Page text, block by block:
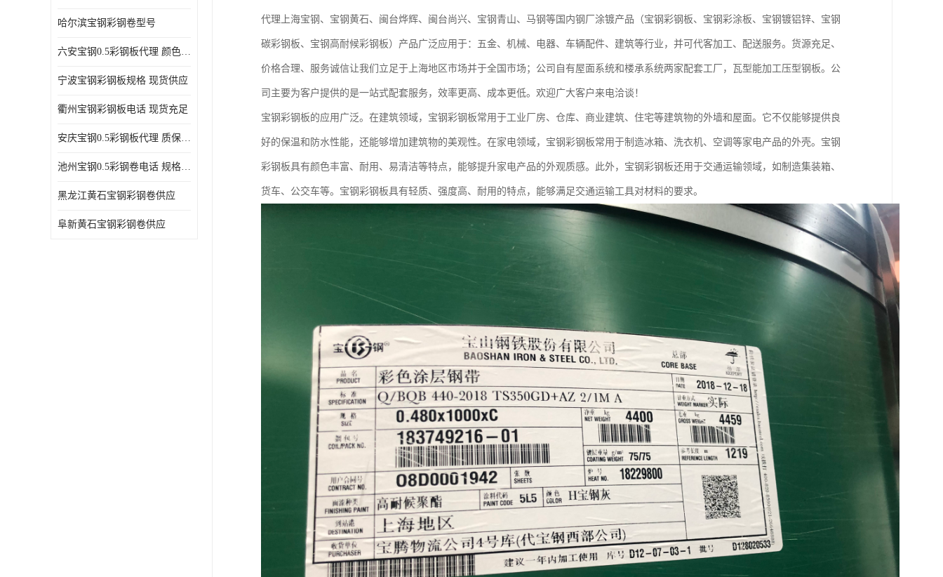
哈尔滨宝钢彩钢卷型号
六安宝钢0.5彩钢板代理 颜色定制
宁波宝钢彩钢板规格 现货供应
衢州宝钢彩钢板电话 现货充足
安庆宝钢0.5彩钢板代理 质保十年起
池州宝钢0.5彩钢卷电话 规格多样
黑龙江黄石宝钢彩钢卷供应
阜新黄石宝钢彩钢卷供应
代理上海宝钢、宝钢黄石、闽台烨辉、闽台尚兴、宝钢青山、马钢等国内钢厂涂镀产品（宝钢彩钢板、宝钢彩涂板、宝钢镀铝锌、宝钢
碳彩钢板、宝钢高耐候彩钢板）产品广泛应用于：五金、机械、电器、车辆配件、建筑等行业，并可代客加工、配送服务。货源充足、
价格合理、服务诚信让我们立足于上海地区市场并于全国市场；公司自有屋面系统和楼承系统两家配套工厂，瓦型能加工压型钢板。公
司主要为客户提供的是一站式配套服务，效率更高、成本更低。欢迎广大客户来电洽谈！
宝钢彩钢板的应用广泛。在建筑领域，宝钢彩钢板常用于工业厂房、仓库、商业建筑、住宅等建筑物的外墙和屋面。它不仅能够提供良
好的保温和防水性能，还能够增加建筑物的美观性。在家电领域，宝钢彩钢板常用于制造冰箱、洗衣机、空调等家电产品的外壳。宝钢
彩钢板具有颜色丰富、耐用、易清洁等特点，能够提升家电产品的外观质感。此外，宝钢彩钢板还用于交通运输领域，如制造集装箱、
货车、公交车等。宝钢彩钢板具有轻质、强度高、耐用的特点，能够满足交通运输工具对材料的要求。